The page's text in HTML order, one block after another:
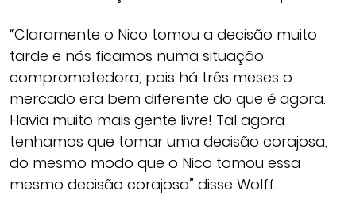
“Claramente o Nico tomou a decisão muito
tarde e nós ficamos numa situação
comprometedora, pois há três meses o
mercado era bem diferente do que é agora.
Havia muito mais gente livre! Tal agora
tenhamos que tomar uma decisão corajosa,
do mesmo modo que o Nico tomou essa
mesmo decisão corajosa” disse Wolff.